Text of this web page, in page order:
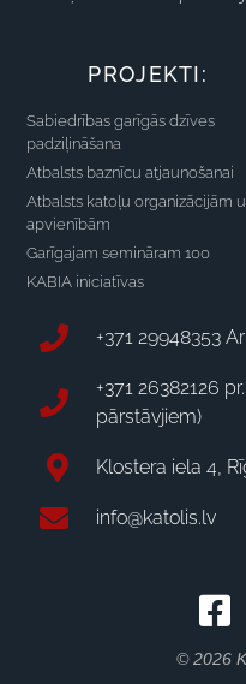
PROJEKTI:
Sabiedrības garīgās dzīves
padziļināšana
Atbalsts baznīcu atjaunošanai
Atbalsts katoļu organizācijām
apvienībām
Garīgajam semināram 100
KABIA iniciatīvas
+371 29948353
+371 26382126
pārstāvjiem)
Klostera iela 4,
info@katolis.lv
© 2026